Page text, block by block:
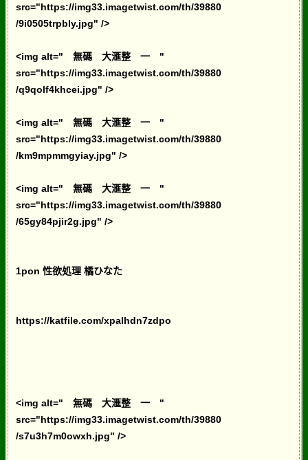
src="https://img33.imagetwist.com/th/39880
/9i0505trpbly.jpg" />
<img alt=" 無碼 大滙整 一 "
src="https://img33.imagetwist.com/th/39880
/q9qolf4khcei.jpg" />
<img alt=" 無碼 大滙整 一 "
src="https://img33.imagetwist.com/th/39880
/km9mpmmgyiay.jpg" />
<img alt=" 無碼 大滙整 一 "
src="https://img33.imagetwist.com/th/39880
/65gy84pjir2g.jpg" />
1pon 性欲処理 橘ひなた
https://katfile.com/xpalhdn7zdpo
<img alt=" 無碼 大滙整 一 "
src="https://img33.imagetwist.com/th/39880
/s7u3h7m0owxh.jpg" />